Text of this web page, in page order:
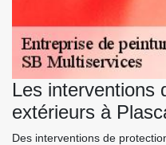
Les interventions
extérieurs à
Des interventions de